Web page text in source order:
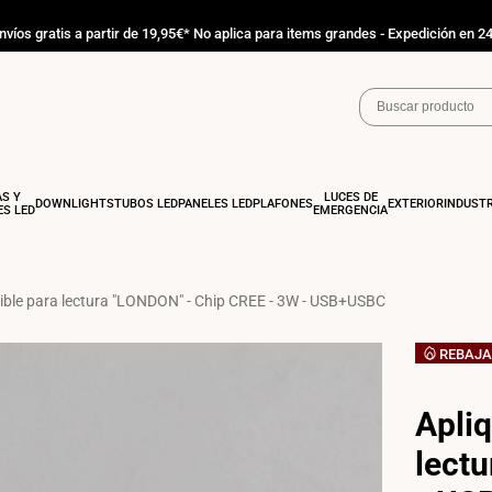
gratis a partir de 19,95€* No aplica para items grandes - Expedición en
Y
LEDDOWNLIGHTSTUBOS LEDPANELES LEDPLAFONES
LUCES DE
EMERGENCIAEXTERIOR
para lectura "LONDON" - Chip CREE - 3W - USB+USBC
REBAJA